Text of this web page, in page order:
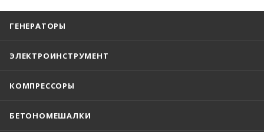
ГЕНЕРАТОРЫ
ЭЛЕКТРОИНСТРУМЕНТ
КОМПРЕССОРЫ
БЕТОНОМЕШАЛКИ